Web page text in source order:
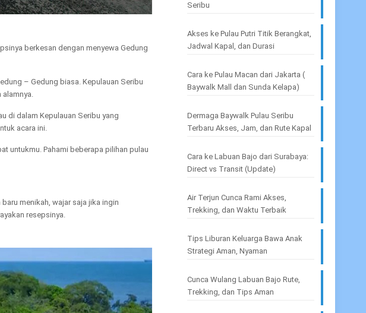
berkesan dengan menyewa Gedung
– Gedung biasa. Kepulauan Seribu
alamnya.
di dalam Kepulauan Seribu yang
acara ini.
untukmu. Pahami beberapa pilihan pulau
menikah, wajar saja jika ingin
resepsinya.
Seribu
Akses ke Pulau Putri Titik Berangkat,
Jadwal Kapal, dan Durasi
Cara ke Pulau Macan dari Jakarta (
Baywalk Mall dan Sunda Kelapa)
Dermaga Baywalk Pulau Seribu
Terbaru Akses, Jam, dan Rute Kapal
Cara ke Labuan Bajo dari Surabaya:
Direct vs Transit (Update)
Air Terjun Cunca Rami Akses,
Trekking, dan Waktu Terbaik
Tips Liburan Keluarga Bawa Anak
Strategi Aman, Nyaman
Cunca Wulang Labuan Bajo Rute,
Trekking, dan Tips Aman